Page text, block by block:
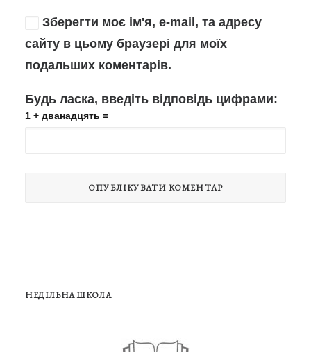
Зберегти моє ім'я, e-mail, та адресу
сайту в цьому браузері для моїх
подальших коментарів.
Будь ласка, введіть відповідь цифрами:
1 + дванадцять =
НЕДІЛЬНА ШКОЛА